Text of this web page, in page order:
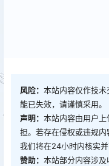
风险： 本站内容仅作技
能已失效，请谨慎采用。
声明： 本站内容由用户
担。若存在侵权或违规内
我们将在24小时内核实并
赞助： 本站部分内容涉